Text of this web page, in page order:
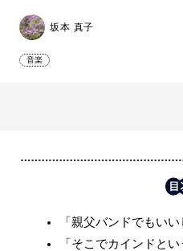
坂本 真子
音楽
「親父バンドでもいい
「そこでカインドと